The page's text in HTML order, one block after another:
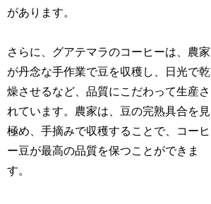
があります。
さらに、グアテマラのコーヒーは、農家
が丹念な手作業で豆を収穫し、日光で乾
燥させるなど、品質にこだわって生産さ
れています。農家は、豆の完熟具合を見
極め、手摘みで収穫することで、コーヒ
ー豆が最高の品質を保つことができま
す。